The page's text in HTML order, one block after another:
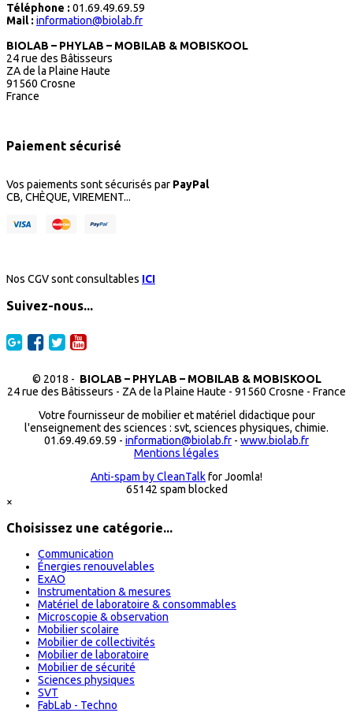
Téléphone : 01.69.49.69.59
Mail : information@biolab.fr
BIOLAB – PHYLAB – MOBILAB & MOBISKOOL
24 rue des Bâtisseurs
ZA de la Plaine Haute
91560 Crosne
France
Paiement sécurisé
Vos paiements sont sécurisés par PayPal
CB, CHÈQUE, VIREMENT...
Nos CGV sont consultables ICI
Suivez-nous...
© 2018 - BIOLAB – PHYLAB – MOBILAB & MOBISKOOL
24 rue des Bâtisseurs - ZA de la Plaine Haute - 91560 Crosne - France
Votre fournisseur de mobilier et matériel didactique pour
l'enseignement des sciences : svt, sciences physiques, chimie.
01.69.49.69.59 - information@biolab.fr - www.biolab.fr
Mentions légales
Anti-spam by CleanTalkfor Joomla!
65142 spam blocked
×
Choisissez une catégorie...
Communication
Énergies renouvelables
ExAO
Instrumentation & mesures
Matériel de laboratoire & consommables
Microscopie & observation
Mobilier scolaire
Mobilier de collectivités
Mobilier de laboratoire
Mobilier de sécurité
Sciences physiques
SVT
FabLab - Techno